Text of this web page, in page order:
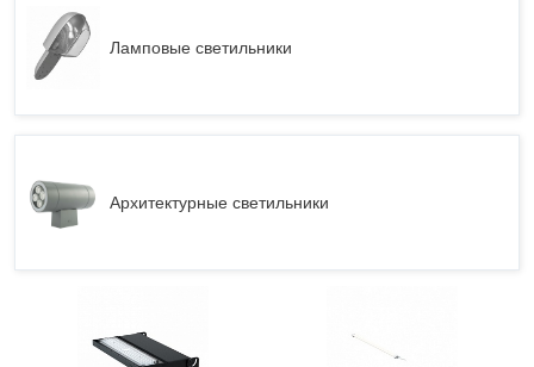
Ламповые светильники
Архитектурные светильники